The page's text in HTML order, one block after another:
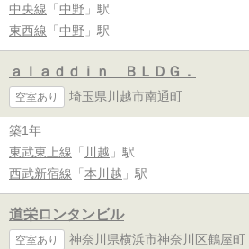
中央線 「 中野 」駅
東西線 「 中野 」駅
ａｌａｄｄｉｎ ＢＬＤＧ．
空室あり 埼玉県川越市南通町
築1年
東武東上線 「 川越 」駅
西武新宿線 「 本川越 」駅
道栄ロンタンビル
空室あり 神奈川県横浜市神奈川区鶴屋町